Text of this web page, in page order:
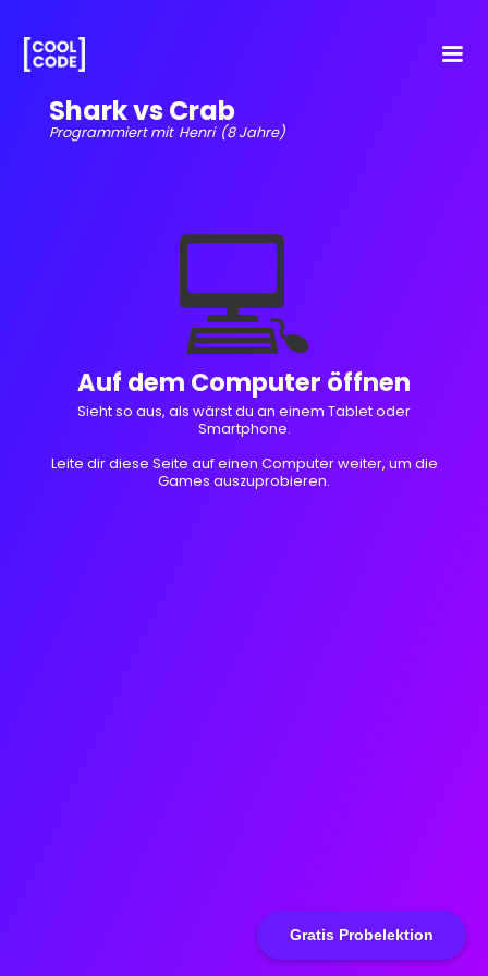
Gratis Probelektion
Shark vs Crab
Programmiert mit Henri (8 Jahre)
💻
Auf dem Computer öffnen
Sieht so aus, als wärst du an einem Tablet oder
Smartphone.
Leite dir diese Seite auf einen Computer weiter, um die
Games auszuprobieren.